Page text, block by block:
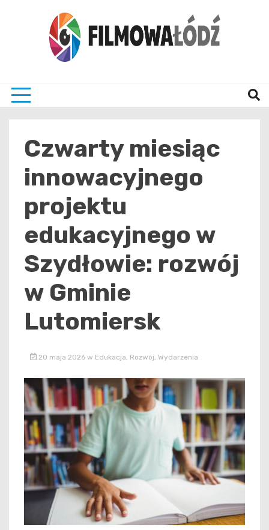
Czwarty miesiąc
innowacyjnego
projektu
edukacyjnego w
Szydłowie: rozwój
w Gminie
Lutomiersk
20 maja 2026 w Edukacja Rozwój Wydarzenia